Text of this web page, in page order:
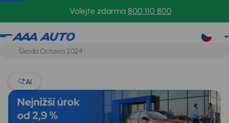
Volejte zdarma 800 110 800
Volvo
AI